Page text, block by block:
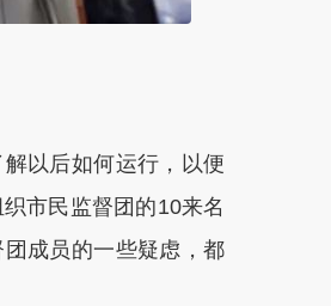
以后如何运行，以便
市民监督团的10来名
成员的一些疑虑，都